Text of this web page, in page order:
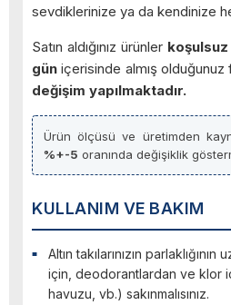
sevdiklerinize ya da kendinize
Satın aldığınız ürünler
gün içerisinde almış
değişim yapılmaktadır.
Ürün ölçüsü ve üretimden
%+-5 oranında değişiklik
KULLANIM VE BAKIM
Altın takılarınızın
için, deodorantlardan ve klor
havuzu, vb.) sakınmalısınız.